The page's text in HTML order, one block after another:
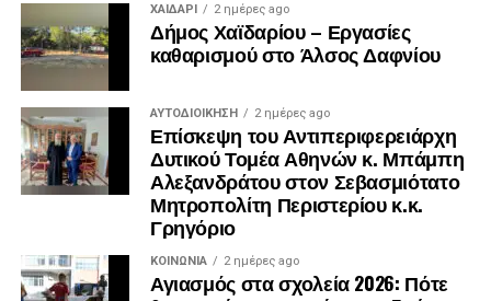
ΧΑΪΔΑΡΙ 2 ημέρες ago
Δήμος Χαϊδαρίου – Εργασίες
καθαρισμού στο Άλσος Δαφνίου
ΑΥΤΟΔΙΟΊΚΗΣΗ 2 ημέρες ago
Επίσκεψη του Αντιπεριφερειάρχη
Δυτικού Τομέα Αθηνών κ. Μπάμπη
Αλεξανδράτου στον Σεβασμιότατο
Μητροπολίτη Περιστερίου κ.κ.
Γρηγόριο
ΚΟΙΝΩΝΊΑ 2 ημέρες ago
Αγιασμός στα σχολεία 2026: Πότε